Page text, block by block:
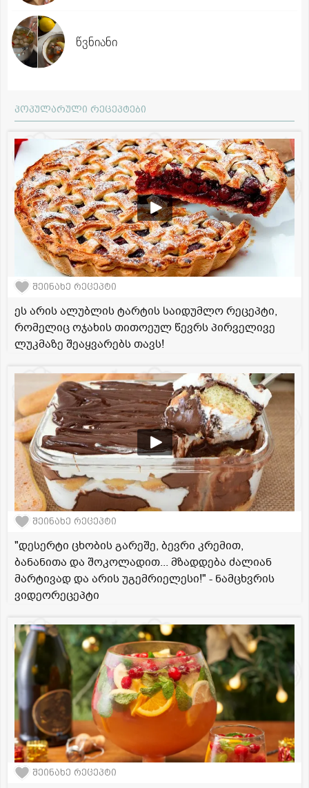
წვნიანი
პოპულარული რეცეპტები
შეინახე რეცეპტი
ეს არის ალუბლის ტარტის საიდუმლო რეცეპტი,
რომელიც ოჯახის თითოეულ წევრს პირველივე
ლუკმაზე შეაყვარებს თავს!
შეინახე რეცეპტი
"დესერტი ცხობის გარეშე, ბევრი კრემით,
ბანანითა და შოკოლადით... მზადდება ძალიან
მარტივად და არის უგემრიელესი!" - ნამცხვრის
ვიდეორეცეპტი
შეინახე რეცეპტი